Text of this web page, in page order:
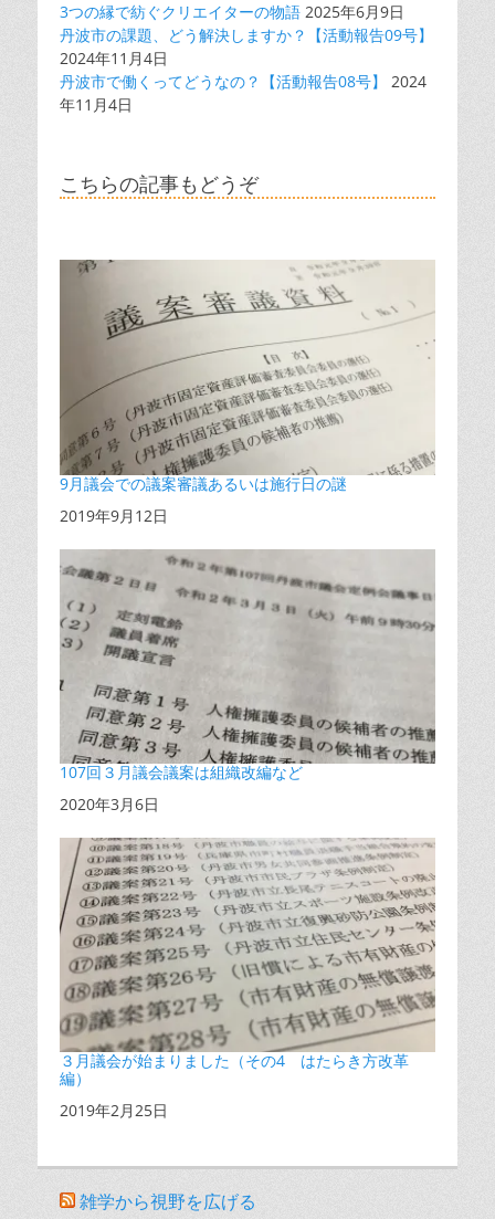
3つの縁で紡ぐクリエイターの物語 2025年6月9日
丹波市の課題、どう解決しますか？【活動報告09号】
2024年11月4日
丹波市で働くってどうなの？【活動報告08号】
2024
年11月4日
こちらの記事もどうぞ
9月議会での議案審議あるいは施行日の謎
日付
2019年9月12日
107回３月議会議案は組織改編など
日付
2020年3月6日
３月議会が始まりました（その4 はたらき方改革
編）
日付
2019年2月25日
雑学から視野を広げる